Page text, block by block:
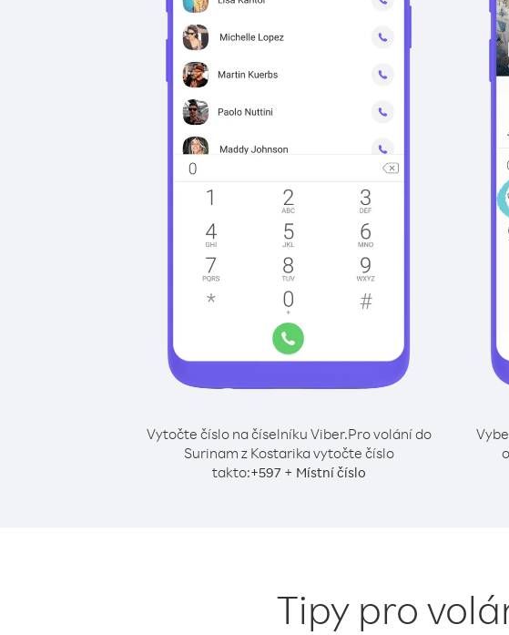
Vytočte číslo na číselníku Viber.Pro volání do
Surinam z Kostarika vytočte číslo
takto:+597+ Místní číslo
Tipy pro